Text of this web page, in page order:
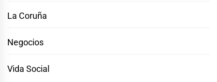
La Coruña
Negocios
Vida Social